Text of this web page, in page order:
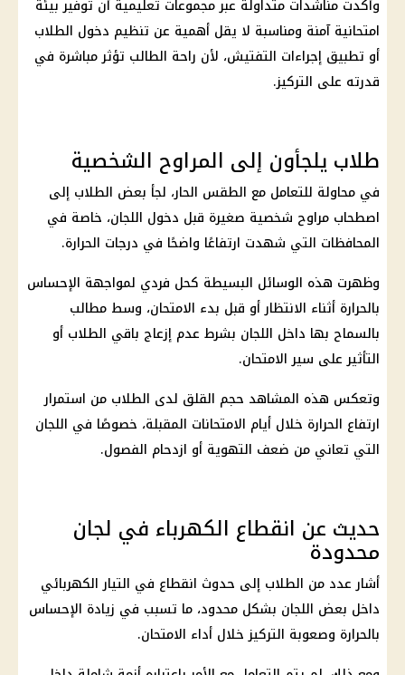
وأكدت مناشدات متداولة عبر مجموعات تعليمية أن توفير بيئة
امتحانية آمنة ومناسبة لا يقل أهمية عن تنظيم دخول الطلاب
أو تطبيق إجراءات التفتيش، لأن راحة الطالب تؤثر مباشرة في
قدرته على التركيز.
طلاب يلجأون إلى المراوح الشخصية
في محاولة للتعامل مع الطقس الحار، لجأ بعض الطلاب إلى
اصطحاب مراوح شخصية صغيرة قبل دخول اللجان، خاصة في
المحافظات التي شهدت ارتفاعًا واضحًا في درجات الحرارة.
وظهرت هذه الوسائل البسيطة كحل فردي لمواجهة الإحساس
بالحرارة أثناء الانتظار أو قبل بدء الامتحان، وسط مطالب
بالسماح بها داخل اللجان بشرط عدم إزعاج باقي الطلاب أو
التأثير على سير الامتحان.
وتعكس هذه المشاهد حجم القلق لدى الطلاب من استمرار
ارتفاع الحرارة خلال أيام الامتحانات المقبلة، خصوصًا في اللجان
التي تعاني من ضعف التهوية أو ازدحام الفصول.
حديث عن انقطاع الكهرباء في لجان
محدودة
أشار عدد من الطلاب إلى حدوث انقطاع في التيار الكهربائي
داخل بعض اللجان بشكل محدود، ما تسبب في زيادة الإحساس
بالحرارة وصعوبة التركيز خلال أداء الامتحان.